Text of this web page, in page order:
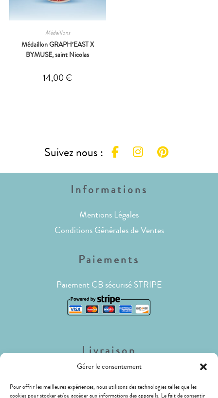
Gérer le consentement
Pour offrir les meilleures expériences, nous utilisons des technologies telles que les
cookies pour stocker et/ou accéder aux informations des appareils. Le fait de consentir
Médaillons
Médaillon GRAPH’EAST X
BYMUSE, saint Nicolas
14,00€
Suivez nous :
Informations
Mentions Légales
Conditions Générales de Ventes
Paiements
Paiement CB sécurisé STRIPE
Livraison
Livraison Mondial Relay (Relais ou Locker)